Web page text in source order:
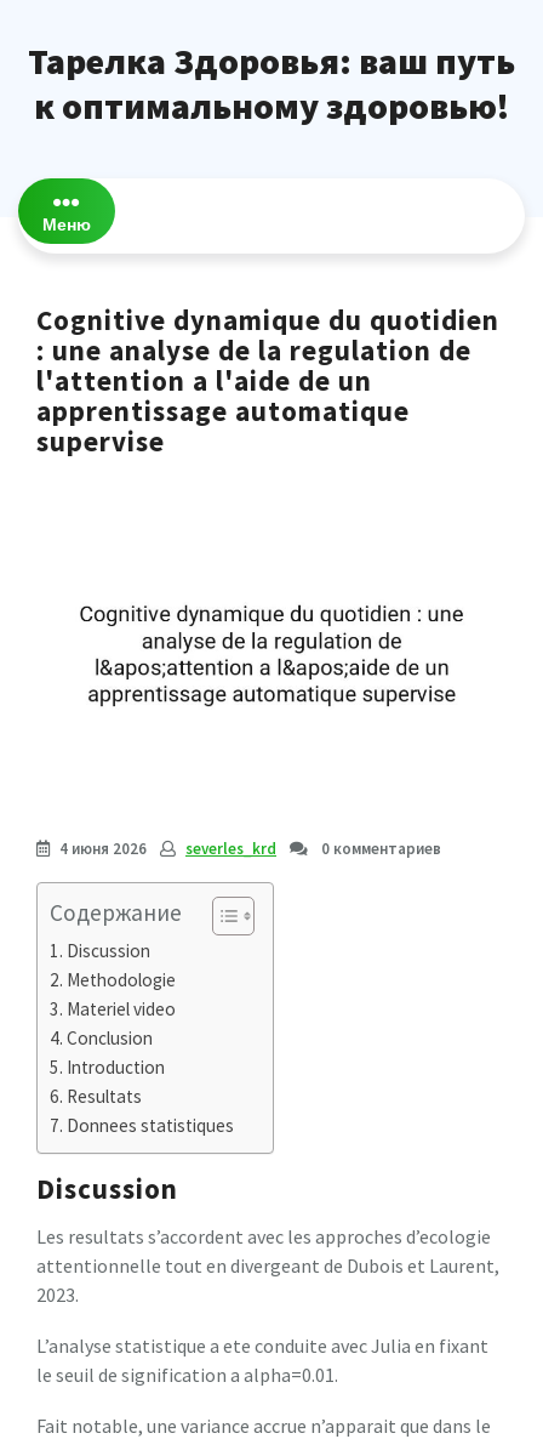
содержимому
Тарелка Здоровья: ваш путь
к оптимальному здоровью!
Меню
Cognitive dynamique du quotidien
: une analyse de la regulation de
l'attention a l'aide de un
apprentissage automatique
supervise
4 июня 2026 severles_krd 0 комментариев
Содержание
Discussion
Methodologie
Materiel video
Conclusion
Introduction
Resultats
Donnees statistiques
Discussion
Les resultats s’accordent avec les approches d’ecologie
attentionnelle tout en divergeant de Dubois et Laurent,
2023.
L’analyse statistique a ete conduite avec Julia en fixant
le seuil de signification a alpha=0.01.
Fait notable, une variance accrue n’apparait que dans le